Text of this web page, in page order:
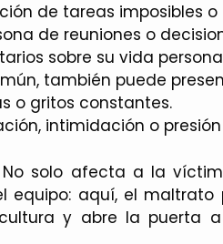
de tareas imposibles o
de reuniones o
sobre su vida
también puede
o gritos constantes.
intimidación o
solo afecta a la
equipo: aquí, el maltrato
y abre la puerta